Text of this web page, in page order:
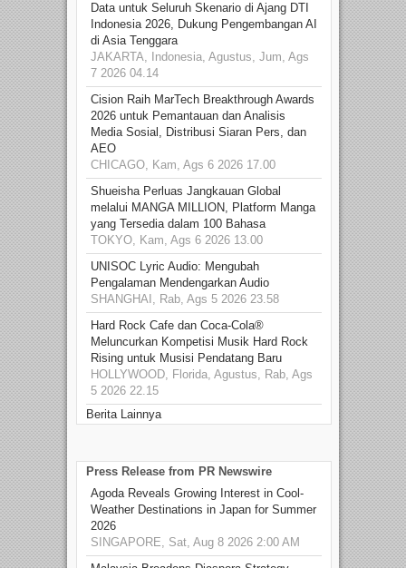
Data untuk Seluruh Skenario di Ajang DTI
Indonesia 2026, Dukung Pengembangan AI
di Asia Tenggara
JAKARTA, Indonesia, Agustus, Jum, Ags
7 2026 04.14
Cision Raih MarTech Breakthrough Awards
2026 untuk Pemantauan dan Analisis
Media Sosial, Distribusi Siaran Pers, dan
AEO
CHICAGO, Kam, Ags 6 2026 17.00
Shueisha Perluas Jangkauan Global
melalui MANGA MILLION, Platform Manga
yang Tersedia dalam 100 Bahasa
TOKYO, Kam, Ags 6 2026 13.00
UNISOC Lyric Audio: Mengubah
Pengalaman Mendengarkan Audio
SHANGHAI, Rab, Ags 5 2026 23.58
Hard Rock Cafe dan Coca-Cola®
Meluncurkan Kompetisi Musik Hard Rock
Rising untuk Musisi Pendatang Baru
HOLLYWOOD, Florida, Agustus, Rab, Ags
5 2026 22.15
Berita Lainnya
Press Release from PR Newswire
Agoda Reveals Growing Interest in Cool-
Weather Destinations in Japan for Summer
2026
SINGAPORE, Sat, Aug 8 2026 2:00 AM